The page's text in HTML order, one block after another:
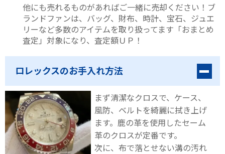
他にも売れるものがあればご一緒に売却ください！ブ
ランドファンは、バッグ、財布、時計、宝石、ジュエ
リーなど多数のアイテムを取り扱ってます「おまとめ
査定」対象になり、査定額ＵＰ！
ロレックスのお手入れ方法
まず清潔なクロスで、ケース、
風防、ベルトを綺麗に拭き上げ
ます。鹿の革を使用したセーム
革のクロスが定番です。
次に、布で落とせない溝の汚れ